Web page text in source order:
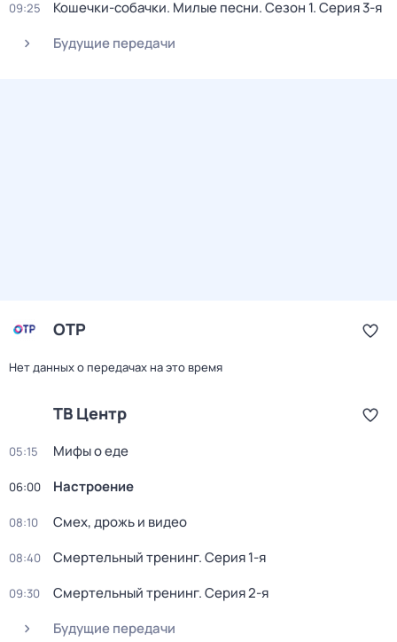
09:25 Кошечки-собачки. Милые песни. Сезон 1. Серия 3-я
Будущие передачи
ОТР
Нет данных о передачах на это время
ТВ Центр
05:15 Мифы о еде
06:00 Настроение
08:10 Смех, дрожь и видео
08:40 Смертельный тренинг. Серия 1-я
09:30 Смертельный тренинг. Серия 2-я
Будущие передачи